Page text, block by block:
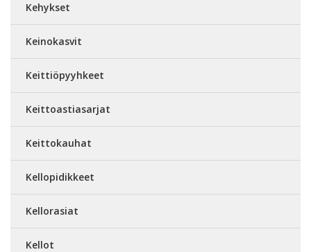
Kehykset
Keinokasvit
Keittiöpyyhkeet
Keittoastiasarjat
Keittokauhat
Kellopidikkeet
Kellorasiat
Kellot